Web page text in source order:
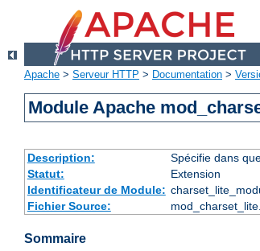
Apache > Serveur HTTP > Documentation >
Module Apache
Description:
Spécifie dans
Statut:
Extension
Identificateur de Module:
Fichier Source:
Sommaire